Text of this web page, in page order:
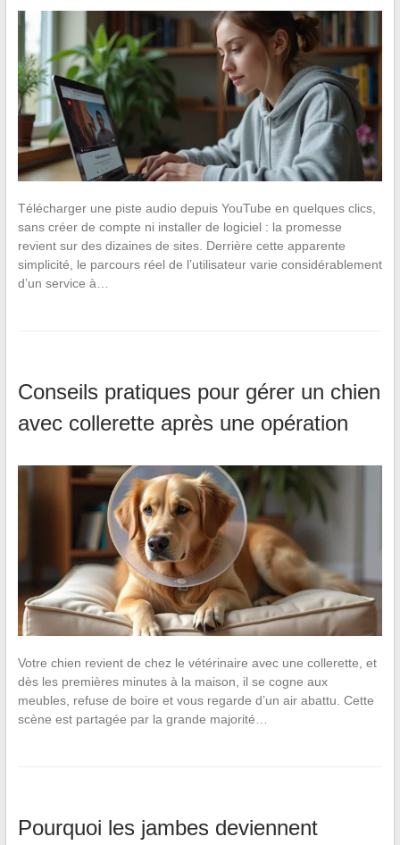
Télécharger une piste audio depuis YouTube en quelques clics,
sans créer de compte ni installer de logiciel : la promesse
revient sur des dizaines de sites. Derrière cette apparente
simplicité, le parcours réel de l’utilisateur varie considérablement
d’un service à…
Conseils pratiques pour gérer un chien
avec collerette après une opération
Votre chien revient de chez le vétérinaire avec une collerette, et
dès les premières minutes à la maison, il se cogne aux
meubles, refuse de boire et vous regarde d’un air abattu. Cette
scène est partagée par la grande majorité…
Pourquoi les jambes deviennent